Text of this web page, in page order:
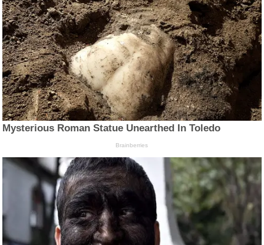
Mysterious Roman Statue Unearthed In Toledo
Brainberries